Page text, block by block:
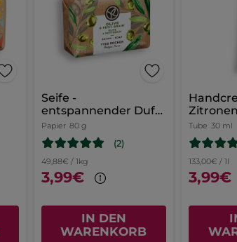
Seife -
entspannender Duft
Olive - Petitgrain
Papier 80 g
(2)
49,88€ / 1kg
3,99€
IN DEN
WARENKORB
Tube 30 ml
133,00€ / 1l
3,99€